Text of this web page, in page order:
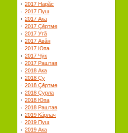
2017 Нарăс
2017 Пуш
2017 Ака
2017 Çĕртме
2017 Утă
2017 Авăн
2017 Юпа
2017 Чÿк
2017 Раштав
2018 Ака
2018 Çу
2018 Çĕртме
2018 Çурла
2018 Юпа
2018 Раштав
2019 Кăрлач
2019 Пуш
2019 Ака